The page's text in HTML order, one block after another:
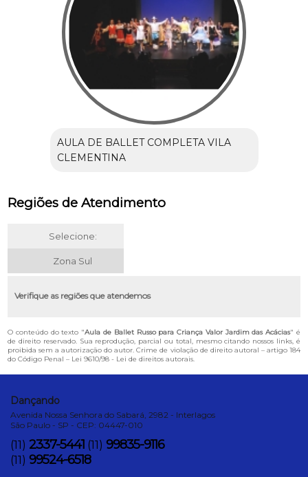
AULA DE BALLET COMPLETA VILA
CLEMENTINA
Regiões de Atendimento
Selecione:
Zona Sul
Verifique as regiões que atendemos
O conteúdo do texto "Aula de Ballet Russo para Criança Valor Jardim das Acácias" é
de direito reservado. Sua reprodução, parcial ou total, mesmo citando nossos links, é
proibida sem a autorização do autor. Crime de violação de direito autoral – artigo 184
do Código Penal – Lei 9610/98 - Lei de direitos autorais.
Dançando
Avenida Nossa Senhora do Sabará, 2982 - Interlagos
São Paulo - SP - CEP: 04447-010
(11) 2337-5441 (11) 99835-9116
(11) 99524-6518